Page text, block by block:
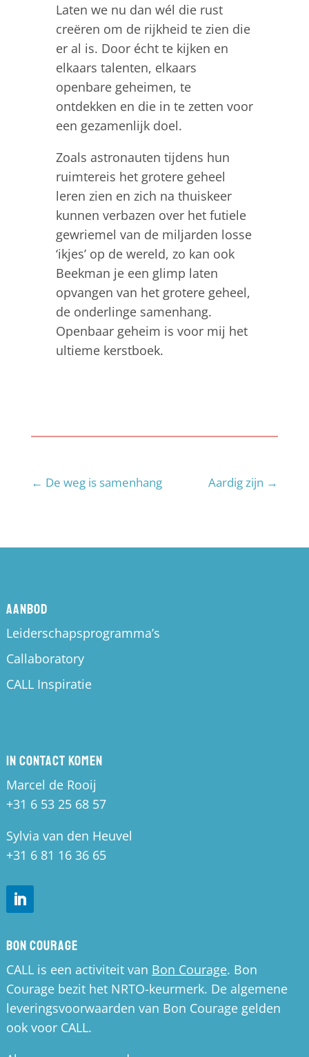
Laten we nu dan wél die rust
creëren om de rijkheid te zien die
er al is. Door écht te kijken en
elkaars talenten, elkaars
openbare geheimen, te
ontdekken en die in te zetten voor
een gezamenlijk doel.
Zoals astronauten tijdens hun
ruimtereis het grotere geheel
leren zien en zich na thuiskeer
kunnen verbazen over het futiele
gewriemel van de miljarden losse
‘ikjes’ op de wereld, zo kan ook
Beekman je een glimp laten
opvangen van het grotere geheel,
de onderlinge samenhang.
Openbaar geheim is voor mij het
ultieme kerstboek.
← De weg is samenhang Aardig zijn →
Aanbod
Leiderschapsprogramma’s
Callaboratory
CALL Inspiratie
In contact komen
Marcel de Rooij
+31 6 53 25 68 57
Sylvia van den Heuvel
+31 6 81 16 36 65
Bon Courage
CALL is een activiteit van Bon Courage. Bon
Courage bezit het NRTO-keurmerk. De algemene
leveringsvoorwaarden van Bon Courage gelden
ook voor CALL.